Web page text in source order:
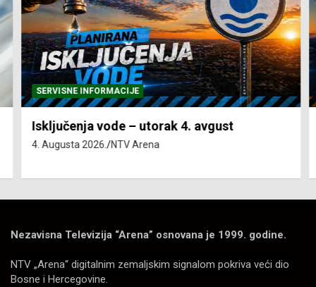
SERVISNE INFORMACIJE
Isključenja vode – utorak 4. avgust
4. Augusta 2026. NTV Arena
Nezavisna Televizija “Arena” osnovana je 1999. godine.
NTV „Arena“ digitalnim zemaljskim signalom pokriva veći dio
Bosne i Hercegovine.